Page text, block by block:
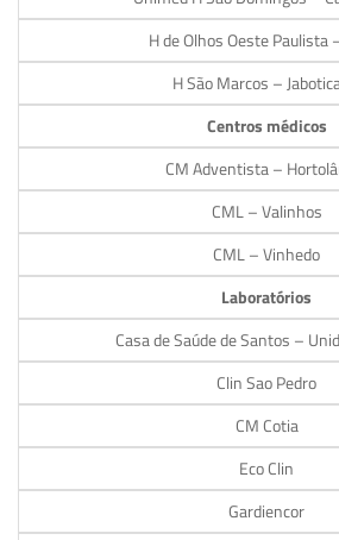
H de Olhos Oeste Paulista
H São Marcos –
Centros médicos
CM Adventista –
CML – Valinhos
CML – Vinhedo
Laboratórios
Casa de Saúde de Santos –
Clin Sao Pedro
CM Cotia
Eco Clin
Gardiencor